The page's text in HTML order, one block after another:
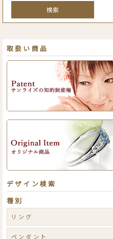
検索
取扱い商品
デザイン検索
種別
リング
ペンダント